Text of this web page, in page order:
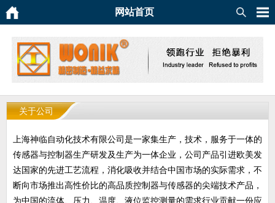
网站首页
关于公司
上海神临自动化技术有限公司是一家集生产，技术，服务于一体的
传感器与控制器生产研发及生产为一体企业，公司产品引进欧美发
达国家的先进工艺流程，消化吸收并结合中国市场的实际需求，不
断向市场推出高性价比的高品质控制器与传感器的尖端技术产品，
为中国的流体、压力、温度、液位监控测量的需求行业贡献一份应